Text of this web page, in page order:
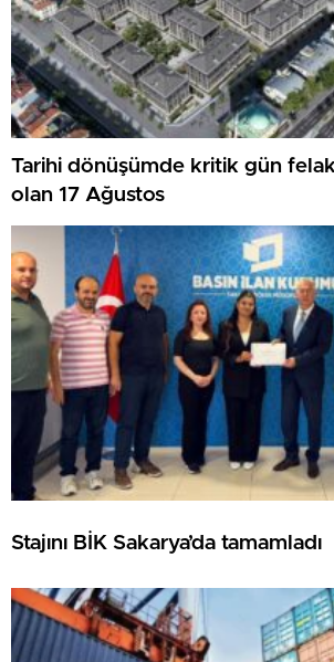
Tarihi dönüşümde kritik gün
olan 17 Ağustos
Stajını BİK Sakarya’da tamamladı